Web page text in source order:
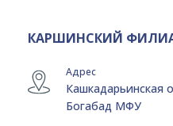
КАРШИНСКИЙ
Адрес
Кашкадарьинская
Богабад МФУ